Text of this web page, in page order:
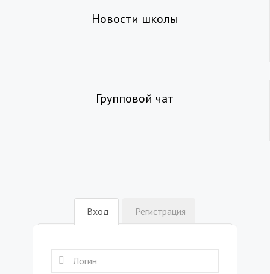
Новости школы
Групповой чат
Вход Регистрация